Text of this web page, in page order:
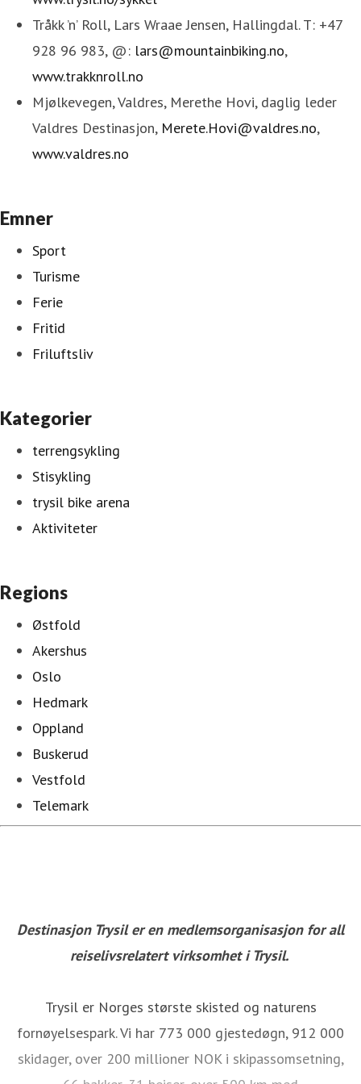
Tråkk ’n’ Roll, Lars Wraae Jensen, Hallingdal. T: +47
928 96 983, @: lars@mountainbiking.no,
www.trakknroll.no
Mjølkevegen, Valdres, Merethe Hovi, daglig leder
Valdres Destinasjon, Merete.Hovi@valdres.no,
www.valdres.no
Emner
Sport
Turisme
Ferie
Fritid
Friluftsliv
Kategorier
terrengsykling
Stisykling
trysil bike arena
Aktiviteter
Regions
Østfold
Akershus
Oslo
Hedmark
Oppland
Buskerud
Vestfold
Telemark
Destinasjon Trysil er en medlemsorganisasjon for all
reiselivsrelatert virksomhet i Trysil.
Trysil er Norges største skisted og naturens
fornøyelsespark. Vi har 773 000 gjestedøgn, 912 000
skidager, over 200 millioner NOK i skipassomsetning,